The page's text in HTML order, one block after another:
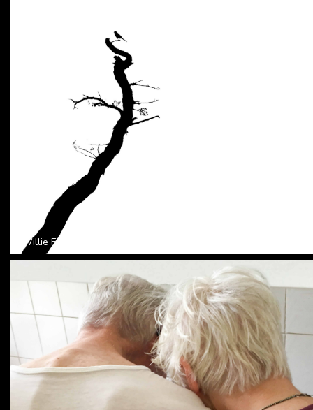
Willie Fokkink -Verhulst